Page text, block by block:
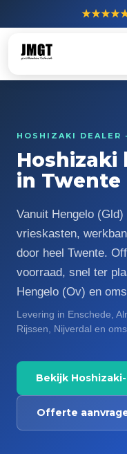
HOSHIZAKI DEALER
Hoshizaki
in Twente
Vanuit Hengelo
vrieskasten,
door heel Twente.
voorraad, snel ter
Hengelo (Ov) en
Levering in Enschede,
Rijssen, Nijverdal en
Bekijk
Offerte